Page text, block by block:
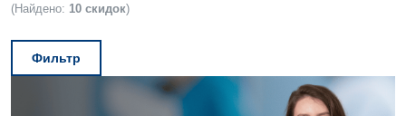
(Найдено: 10 скидок)
Фильтр